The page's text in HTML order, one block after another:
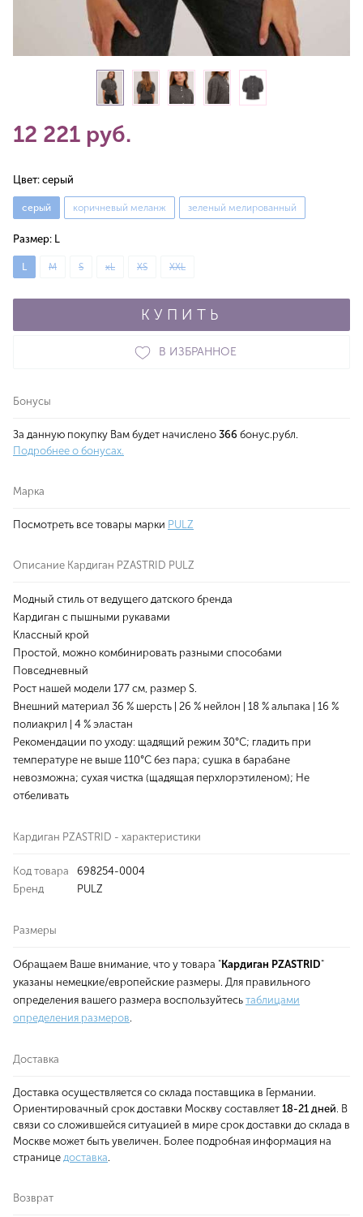
12 221 руб.
Цвет: серый
серый коричневый меланж зеленый мелированный
Размер: L
L M S xL XS XXL
КУПИТЬ
В ИЗБРАННОЕ
Бонусы
За данную покупку Вам будет начислено 366 бонус.рубл.
Подробнее о бонусах.
Марка
Посмотреть все товары марки PULZ
Описание Кардиган PZASTRID PULZ
Модный стиль от ведущего датского бренда
Кардиган с пышными рукавами
Классный крой
Простой, можно комбинировать разными способами
Повседневный
Рост нашей модели 177 см, размер S.
Внешний материал 36 % шерсть | 26 % нейлон | 18 % альпака | 16 %
полиакрил | 4 % эластан
Рекомендации по уходу: щадящий режим 30°C; гладить при
температуре не выше 110°С без пара; сушка в барабане
невозможна; сухая чистка (щадящая перхлорэтиленом); Не
отбеливать
Кардиган PZASTRID - характеристики
Код товара
698254-0004
Бренд
PULZ
Размеры
Обращаем Ваше внимание, что у товара "Кардиган PZASTRID"
указаны немецкие/европейские размеры. Для правильного
определения вашего размера воспользуйтесь таблицами
определения размеров.
Доставка
Доставка осуществляется со склада поставщика в Германии.
Ориентировачный срок доставки Москву составляет 18-21 дней. В
связи со сложившейся ситуацией в мире срок доставки до склада в
Москве может быть увеличен. Более подробная информация на
странице доставка.
Возврат